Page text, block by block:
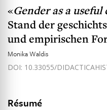
«Gender as a useful
Stand der
und empirischen
Monika Waldis
DOI: 10.33055/
Résumé